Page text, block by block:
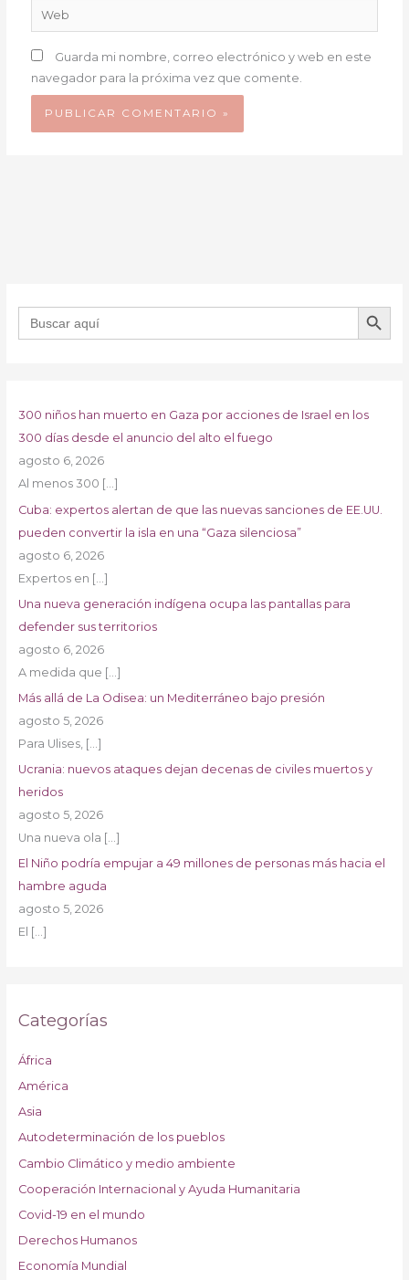
Web
Guarda mi nombre, correo electrónico y web en este
navegador para la próxima vez que comente.
Buscar: BOTÓN DE
300 niños han muerto en Gaza por acciones de Israel en los
300 días desde el anuncio del alto el fuego
agosto 6, 2026
Al menos 300 […]
Cuba: expertos alertan de que las nuevas sanciones de EE.UU.
pueden convertir la isla en una “Gaza silenciosa”
agosto 6, 2026
Expertos en […]
Una nueva generación indígena ocupa las pantallas para
defender sus territorios
agosto 6, 2026
A medida que […]
Más allá de La Odisea: un Mediterráneo bajo presión
agosto 5, 2026
Para Ulises, […]
Ucrania: nuevos ataques dejan decenas de civiles muertos y
heridos
agosto 5, 2026
Una nueva ola […]
El Niño podría empujar a 49 millones de personas más hacia el
hambre aguda
agosto 5, 2026
El […]
Categorías
África
América
Asia
Autodeterminación de los pueblos
Cambio Climático y medio ambiente
Cooperación Internacional y Ayuda Humanitaria
Covid-19 en el mundo
Derechos Humanos
Economía Mundial